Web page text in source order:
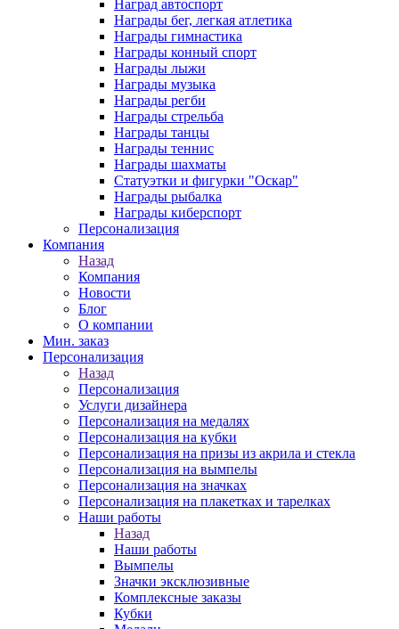
Наград автоспорт
Награды бег, легкая атлетика
Награды гимнастика
Награды конный спорт
Награды лыжи
Награды музыка
Награды регби
Награды стрельба
Награды танцы
Награды теннис
Награды шахматы
Статуэтки и фигурки "Оскар"
Награды рыбалка
Награды киберспорт
Персонализация
Компания
Назад
Компания
Новости
Блог
О компании
Мин. заказ
Персонализация
Назад
Персонализация
Услуги дизайнера
Персонализация на медалях
Персонализация на кубки
Персонализация на призы из акрила и стекла
Персонализация на вымпелы
Персонализация на значках
Персонализация на плакетках и тарелках
Наши работы
Назад
Наши работы
Вымпелы
Значки эксклюзивные
Комплексные заказы
Кубки